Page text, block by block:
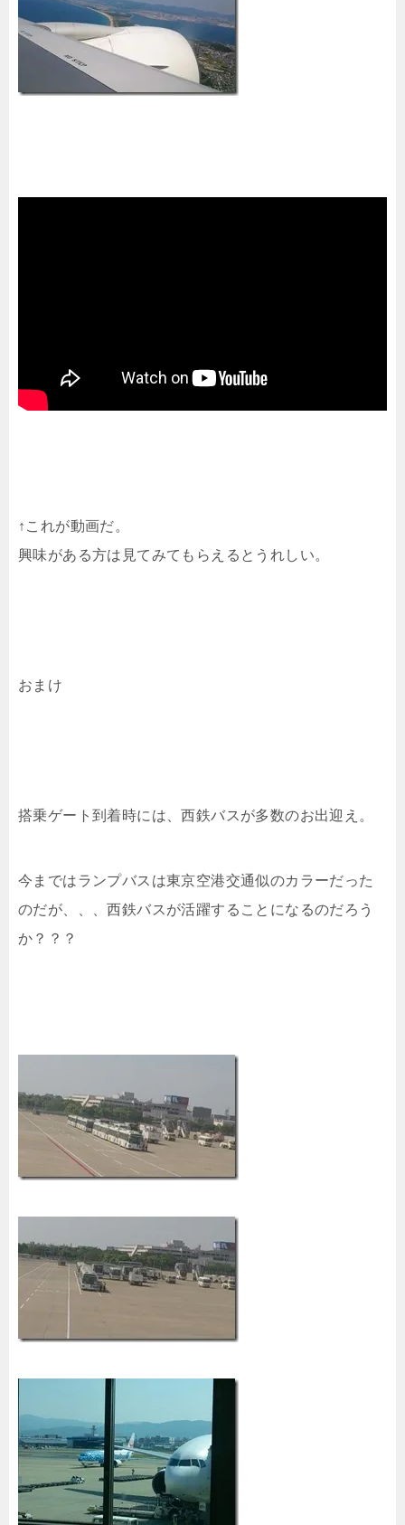
↑これが動画だ。
興味がある方は見てみてもらえるとうれしい。
おまけ
搭乗ゲート到着時には、西鉄バスが多数のお出迎え。
今まではランプバスは東京空港交通似のカラーだった
のだが、、、西鉄バスが活躍することになるのだろう
か？？？